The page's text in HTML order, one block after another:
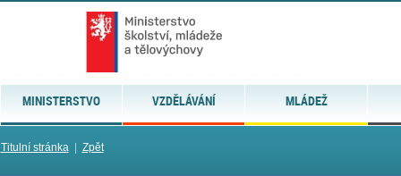
MINISTERSTVO VZDĚLÁVÁNÍ MLÁDEŽ
Titulní stránka| Zpět